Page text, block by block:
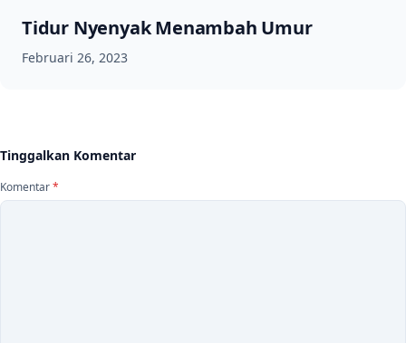
Tidur Nyenyak Menambah Umur
Februari 26, 2023
Tinggalkan Komentar
Komentar*